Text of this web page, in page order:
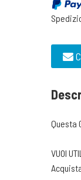
Questa
VUOI